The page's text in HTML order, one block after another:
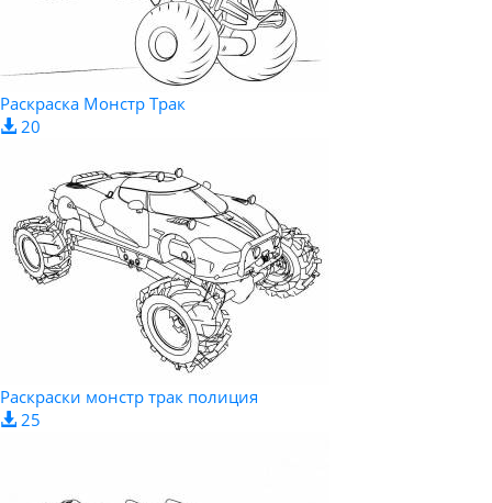
Раскраска Монстр Трак
20
Раскраски монстр трак полиция
25